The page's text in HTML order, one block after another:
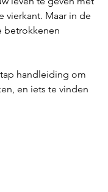
vierkant. Maar in de
betrokkenen
handleiding om
en iets te vinden